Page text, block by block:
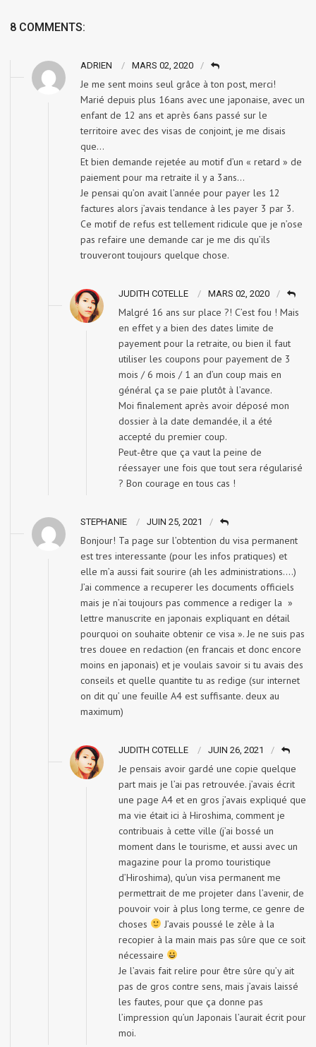
8 COMMENTS:
ADRIEN MARS 02, 2020
Je me sent moins seul grâce à ton post, merci!
Marié depuis plus 16ans avec une japonaise, avec un
enfant de 12 ans et après 6ans passé sur le
territoire avec des visas de conjoint, je me disais
que…
Et bien demande rejetée au motif d’un « retard » de
paiement pour ma retraite il y a 3ans…
Je pensai qu’on avait l’année pour payer les 12
factures alors j’avais tendance à les payer 3 par 3.
Ce motif de refus est tellement ridicule que je n’ose
pas refaire une demande car je me dis qu’ils
trouveront toujours quelque chose.
JUDITH COTELLE MARS 02, 2020
Malgré 16 ans sur place ?! C’est fou ! Mais
en effet y a bien des dates limite de
payement pour la retraite, ou bien il faut
utiliser les coupons pour payement de 3
mois / 6 mois / 1 an d’un coup mais en
général ça se paie plutôt à l’avance.
Moi finalement après avoir déposé mon
dossier à la date demandée, il a été
accepté du premier coup.
Peut-être que ça vaut la peine de
réessayer une fois que tout sera régularisé
? Bon courage en tous cas !
STEPHANIE JUIN 25, 2021
Bonjour! Ta page sur l’obtention du visa permanent
est tres interessante (pour les infos pratiques) et
elle m’a aussi fait sourire (ah les administrations….)
J’ai commence a recuperer les documents officiels
mais je n’ai toujours pas commence a rediger la »
lettre manuscrite en japonais expliquant en détail
pourquoi on souhaite obtenir ce visa ». Je ne suis pas
tres douee en redaction (en francais et donc encore
moins en japonais) et je voulais savoir si tu avais des
conseils et quelle quantite tu as redige (sur internet
on dit qu’ une feuille A4 est suffisante. deux au
maximum)
JUDITH COTELLE JUIN 26, 2021
Je pensais avoir gardé une copie quelque
part mais je l’ai pas retrouvée. j’avais écrit
une page A4 et en gros j’avais expliqué que
ma vie était ici à Hiroshima, comment je
contribuais à cette ville (j’ai bossé un
moment dans le tourisme, et aussi avec un
magazine pour la promo touristique
d’Hiroshima), qu’un visa permanent me
permettrait de me projeter dans l’avenir, de
pouvoir voir à plus long terme, ce genre de
choses
J’avais poussé le zèle à la
recopier à la main mais pas sûre que ce soit
nécessaire
Je l’avais fait relire pour être sûre qu’y ait
pas de gros contre sens, mais j’avais laissé
les fautes, pour que ça donne pas
l’impression qu’un Japonais l’aurait écrit pour
moi.